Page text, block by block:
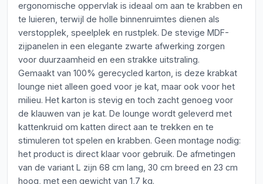
ergonomische oppervlak is ideaal om aan te krabben en
te luieren, terwijl de holle binnenruimtes dienen als
verstopplek, speelplek en rustplek. De stevige MDF-
zijpanelen in een elegante zwarte afwerking zorgen
voor duurzaamheid en een strakke uitstraling.
Gemaakt van 100% gerecycled karton, is deze krabkat
lounge niet alleen goed voor je kat, maar ook voor het
milieu. Het karton is stevig en toch zacht genoeg voor
de klauwen van je kat. De lounge wordt geleverd met
kattenkruid om katten direct aan te trekken en te
stimuleren tot spelen en krabben. Geen montage nodig:
het product is direct klaar voor gebruik. De afmetingen
van de variant L zijn 68 cm lang, 30 cm breed en 23 cm
hoog, met een gewicht van 1,7 kg.